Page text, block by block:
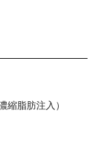
縮脂肪注入）